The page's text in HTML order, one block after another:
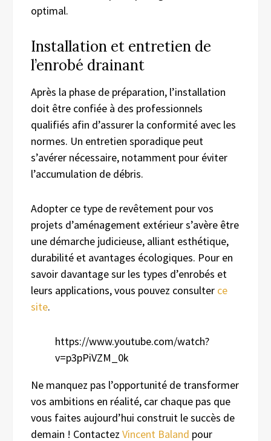
optimal.
Installation et entretien de
l’enrobé drainant
Après la phase de préparation, l’installation
doit être confiée à des professionnels
qualifiés afin d’assurer la conformité avec les
normes. Un entretien sporadique peut
s’avérer nécessaire, notamment pour éviter
l’accumulation de débris.
Adopter ce type de revêtement pour vos
projets d’aménagement extérieur s’avère être
une démarche judicieuse, alliant esthétique,
durabilité et avantages écologiques. Pour en
savoir davantage sur les types d’enrobés et
leurs applications, vous pouvez consulter ce
site.
https://www.youtube.com/watch?
v=p3pPiVZM_0k
Ne manquez pas l’opportunité de transformer
vos ambitions en réalité, car chaque pas que
vous faites aujourd’hui construit le succès de
demain ! Contactez Vincent Baland pour